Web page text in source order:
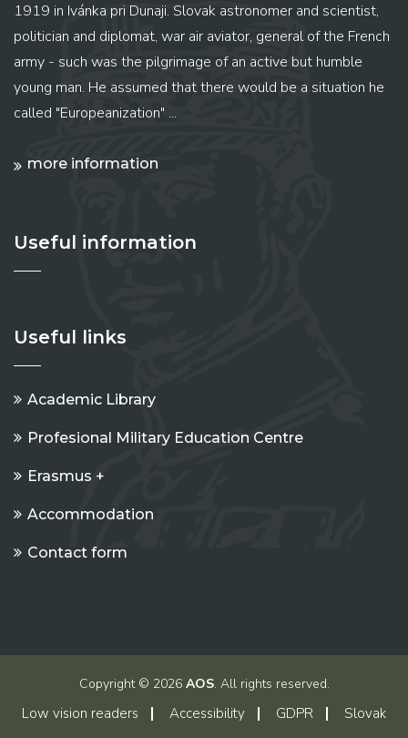
1919 in Ivánka pri Dunaji. Slovak astronomer and scientist,
politician and diplomat, war air aviator, general of the French
army - such was the pilgrimage of an active but humble
young man. He assumed that there would be a situation he
called "Europeanization" ...
more information
Useful information
Useful links
Academic Library
Profesional Military Education Centre
Erasmus +
Accommodation
Contact form
Copyright © 2026 AOS. All rights reserved.
Low vision readers Accessibility GDPR Slovak